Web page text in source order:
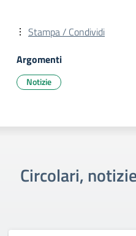
Stampa / Condividi
Argomenti
Notizie
Circolari,